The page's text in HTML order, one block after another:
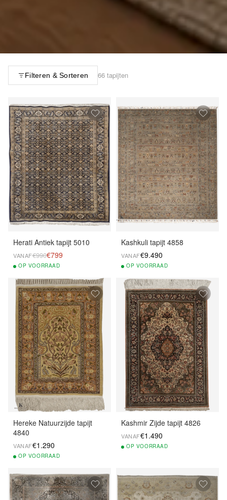
Filteren & Sorteren 66 tapijten
Herati Antiek tapijt 5010
VANAF€990€799
OP VOORRAAD
Kashkuli tapijt 4858
VANAF€9.490
OP VOORRAAD
Hereke Natuurzijde tapijt
4840
VANAF€1.290
OP VOORRAAD
Kashmir Zijde tapijt 4826
VANAF€1.490
OP VOORRAAD